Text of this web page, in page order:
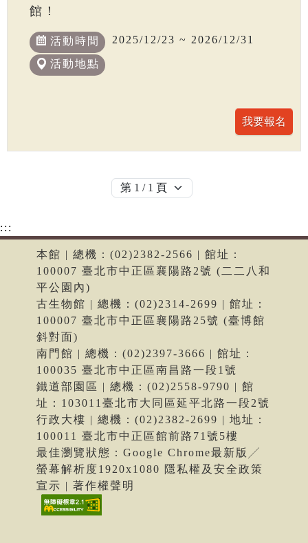
館！
活動時間 2025/12/23 ~ 2026/12/31
活動地點
:::
本館 | 總機：(02)2382-2566 | 館址：
100007 臺北市中正區襄陽路2號 (二二八和
平公園內)
古生物館 | 總機：(02)2314-2699 | 館址：
100007 臺北市中正區襄陽路25號 (臺博館
斜對面)
南門館 | 總機：(02)2397-3666 | 館址：
100035 臺北市中正區南昌路一段1號
鐵道部園區 | 總機：(02)2558-9790 | 館
址：103011臺北市大同區延平北路一段2號
行政大樓 | 總機：(02)2382-2699 | 地址：
100011 臺北市中正區館前路71號5樓
最佳瀏覽狀態：Google Chrome最新版╱
螢幕解析度1920x1080 隱私權及安全政策
宣示 | 著作權聲明